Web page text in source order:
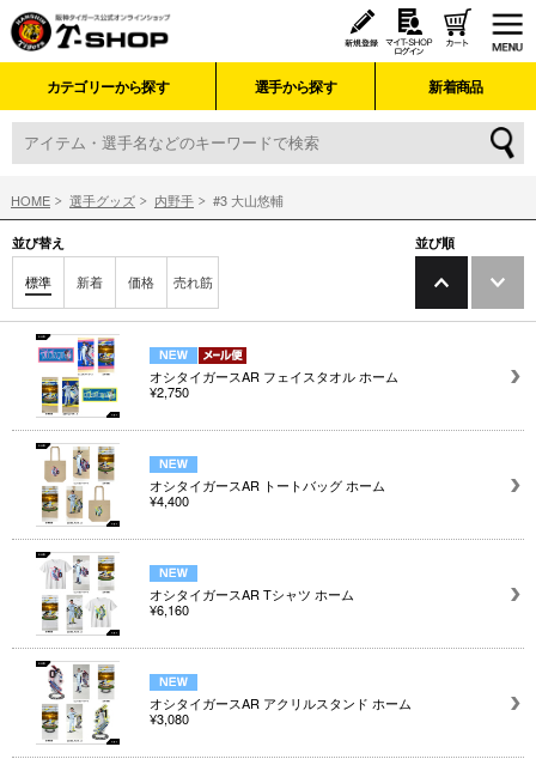
カテゴリーから探す 選手から探す 新着商品
HOME 選手グッズ 内野手 #3 大山悠輔
並び替え
標準 新着 価格 売れ筋
並び順
オシタイガースAR フェイスタオル ホーム
¥2,750
オシタイガースAR トートバッグ ホーム
¥4,400
オシタイガースAR Tシャツ ホーム
¥6,160
オシタイガースAR アクリルスタンド ホーム
¥3,080